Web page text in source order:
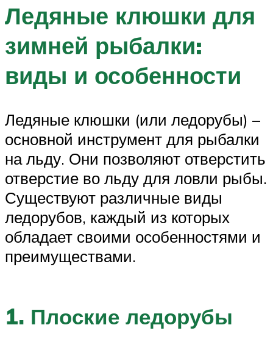
Ледяные клюшки для
зимней рыбалки:
виды и особенности
Ледяные клюшки (или ледорубы) –
основной инструмент для рыбалки
на льду. Они позволяют отверстить
отверстие во льду для ловли рыбы.
Существуют различные виды
ледорубов, каждый из которых
обладает своими особенностями и
преимуществами.
1. Плоские ледорубы